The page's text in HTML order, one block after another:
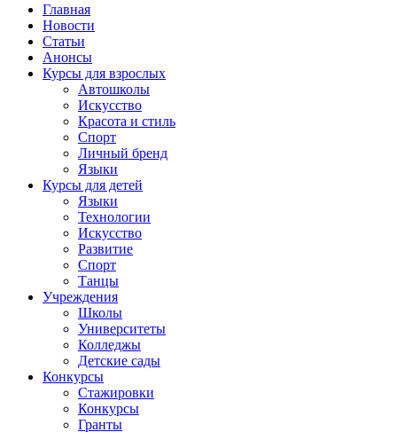
Главная
Новости
Статьи
Анонсы
Курсы для взрослых
Автошколы
Искусство
Красота и стиль
Спорт
Личный бренд
Языки
Курсы для детей
Языки
Технологии
Искусство
Развитие
Спорт
Танцы
Учреждения
Школы
Университеты
Колледжы
Детские сады
Конкурсы
Стажировки
Конкурсы
Гранты